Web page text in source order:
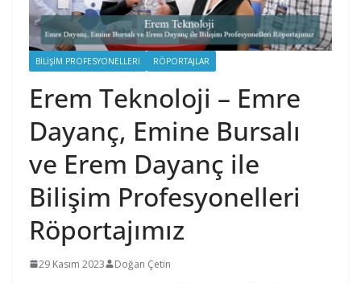
BILIŞIM PROFESYONELLERI RÖPORTAJLAR
Erem Teknoloji – Emre
Dayanç, Emine Bursalı
ve Erem Dayanç ile
Bilişim Profesyonelleri
Röportajımız
29 Kasım 2023 Doğan Çetin